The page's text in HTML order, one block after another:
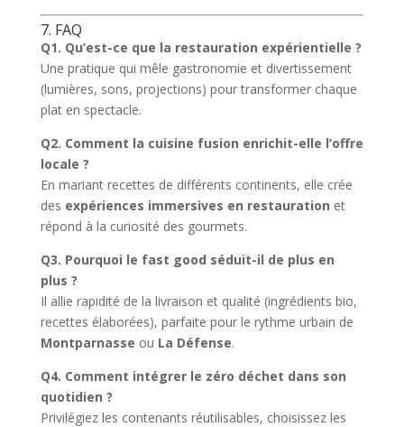
7. FAQ
Q1. Qu’est-ce que la restauration expérientielle ?
Une pratique qui mêle gastronomie et divertissement
(lumières, sons, projections) pour transformer chaque
plat en spectacle.
Q2. Comment la cuisine fusion enrichit-elle l’offre
locale ?
En mariant recettes de différents continents, elle crée
des expériences immersives en restauration et
répond à la curiosité des gourmets.
Q3. Pourquoi le fast good séduit-il de plus en
plus ?
Il allie rapidité de la livraison et qualité (ingrédients bio,
recettes élaborées), parfaite pour le rythme urbain de
Montparnasse ou La Défense.
Q4. Comment intégrer le zéro déchet dans son
quotidien ?
Privilégiez les contenants réutilisables, choisissez les